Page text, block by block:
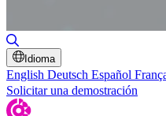
Idioma
English Deutsch Español
Solicitar una demostración